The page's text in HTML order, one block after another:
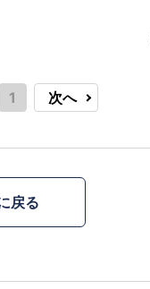
1 次へ
戻る